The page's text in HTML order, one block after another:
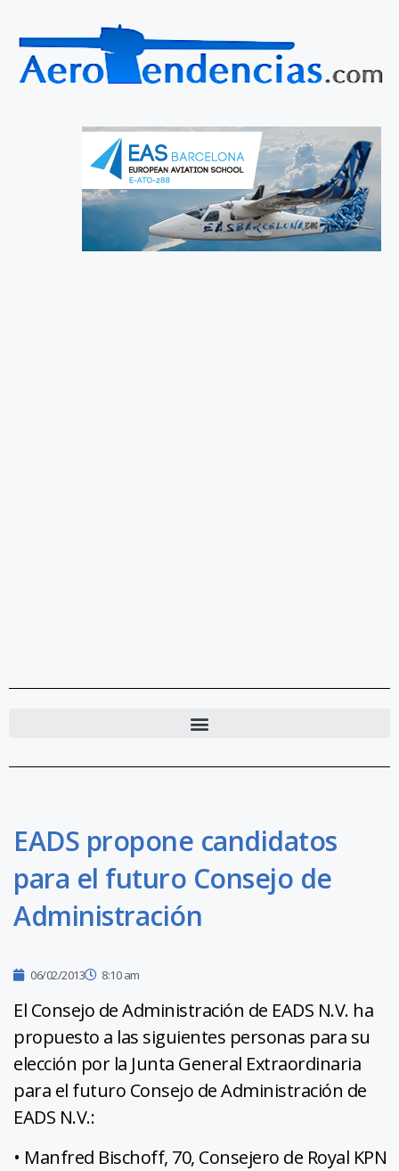
EADS propone candidatos
para el futuro Consejo de
Administración
06/02/2013 8:10 am
El Consejo de Administración de EADS N.V. ha
propuesto a las siguientes personas para su
elección por la Junta General Extraordinaria
para el futuro Consejo de Administración de
EADS N.V.:
• Manfred Bischoff, 70, Consejero de Royal KPN